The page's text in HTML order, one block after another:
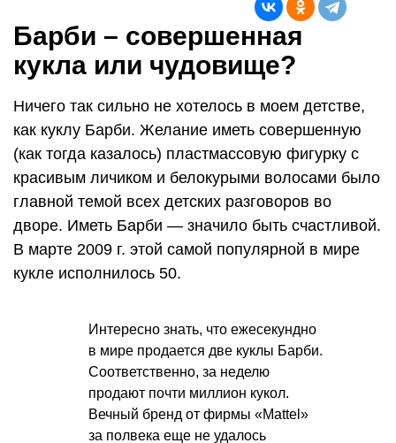
Барби – совершенная
кукла или чудовище?
Ничего так сильно не хотелось в моем детстве,
как куклу Барби. Желание иметь совершенную
(как тогда казалось) пластмассовую фигурку с
красивым личиком и белокурыми волосами было
главной темой всех детских разговоров во
дворе. Иметь Барби — значило быть счастливой.
В марте 2009 г. этой самой популярной в мире
кукле исполнилось 50.
Интересно знать, что ежесекундно
в мире продается две куклы Барби.
Соответственно, за неделю
продают почти миллион кукол.
Вечный бренд от фирмы «Mattel»
за полвека еще не удалось